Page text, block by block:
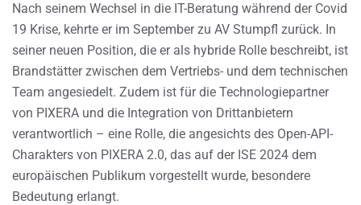
Nach seinem Wechsel in die IT-Beratung während der Covid
19 Krise, kehrte er im September zu AV Stumpfl zurück. In
seiner neuen Position, die er als hybride Rolle beschreibt, ist
Brandstätter zwischen dem Vertriebs- und dem technischen
Team angesiedelt. Zudem ist für die Technologiepartner
von PIXERA und die Integration von Drittanbietern
verantwortlich – eine Rolle, die angesichts des Open-API-
Charakters von PIXERA 2.0, das auf der ISE 2024 dem
europäischen Publikum vorgestellt wurde, besondere
Bedeutung erlangt.